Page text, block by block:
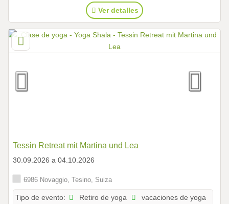
Ver detalles
Tessin Retreat mit Martina und Lea
30.09.2026 a 04.10.2026
6986 Novaggio, Tesino, Suiza
Tipo de evento: Retiro de yoga
vacaciones de yoga